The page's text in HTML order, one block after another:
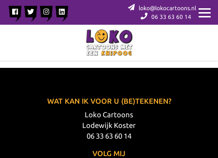
loko@lokocartoons.nl
06 33 63 60 14
WAT KAN IK VOOR U (BE)TEKENEN?
Loko Cartoons
Lodewijk Koster
06 33 63 60 14
VOLG MIJ